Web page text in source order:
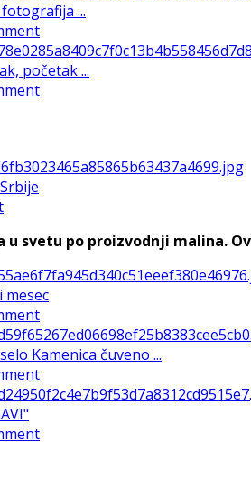
...
početak ...
u svetu po proizvodnji malina.
mesec
Kamenica čuveno ...